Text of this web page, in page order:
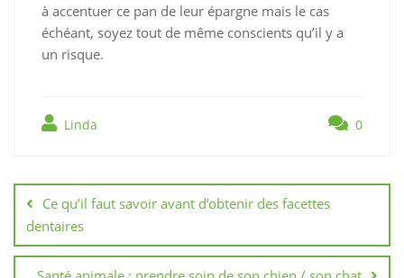
à accentuer ce pan de leur épargne mais le cas
échéant, soyez tout de même conscients qu’il y a
un risque.
Linda 0
de
l’article
Ce qu’il faut savoir avant d’obtenir des facettes
dentaires